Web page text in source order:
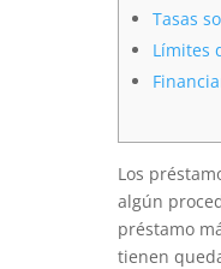
Tasas
Límites
Los
algún
préstamo
tienen